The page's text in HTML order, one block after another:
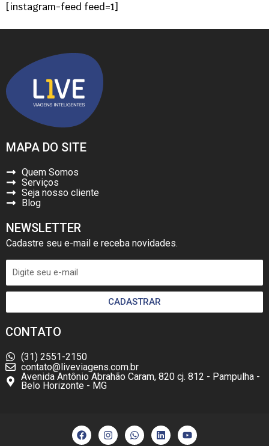
[instagram-feed feed=1]
MAPA DO SITE
Quem Somos
Serviços
Seja nosso cliente
Blog
NEWSLETTER
Cadastre seu e-mail e receba novidades.
CADASTRAR
CONTATO
(31) 2551-2150
contato@liveviagens.com.br
Avenida Antônio Abrahão Caram, 820 cj. 812 - Pampulha -
Belo Horizonte - MG
F
a
c
I
n
s
W
h
a
L
i
n
Y
o
u